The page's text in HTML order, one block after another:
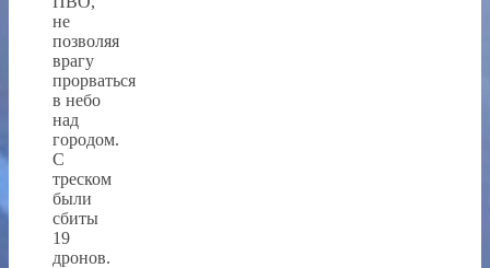
не
позволяя
врагу
прорваться
в небо
над
городом.
С
треском
были
сбиты
19
дронов.